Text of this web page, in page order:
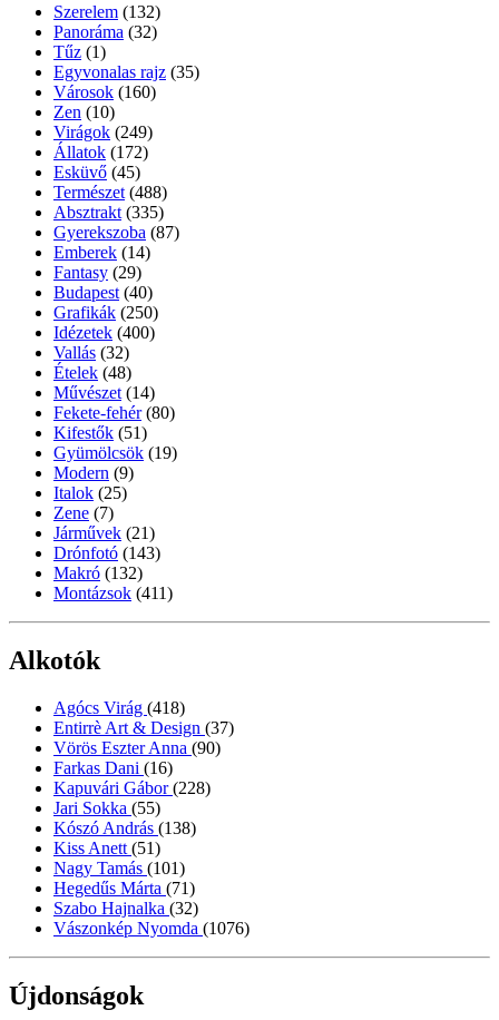
Szerelem (132)
Panoráma (32)
Tűz (1)
Egyvonalas rajz (35)
Városok (160)
Zen (10)
Virágok (249)
Állatok (172)
Esküvő (45)
Természet (488)
Absztrakt (335)
Gyerekszoba (87)
Emberek (14)
Fantasy (29)
Budapest (40)
Grafikák (250)
Idézetek (400)
Vallás (32)
Ételek (48)
Művészet (14)
Fekete-fehér (80)
Kifestők (51)
Gyümölcsök (19)
Modern (9)
Italok (25)
Zene (7)
Járművek (21)
Drónfotó (143)
Makró (132)
Montázsok (411)
Alkotók
Agócs Virág (418)
Entirrè Art & Design (37)
Vörös Eszter Anna (90)
Farkas Dani (16)
Kapuvári Gábor(228)
Jari Sokka (55)
Kószó András (138)
Kiss Anett (51)
Nagy Tamás (101)
Hegedűs Márta (71)
Szabo Hajnalka (32)
Vászonkép Nyomda (1076)
Újdonságok